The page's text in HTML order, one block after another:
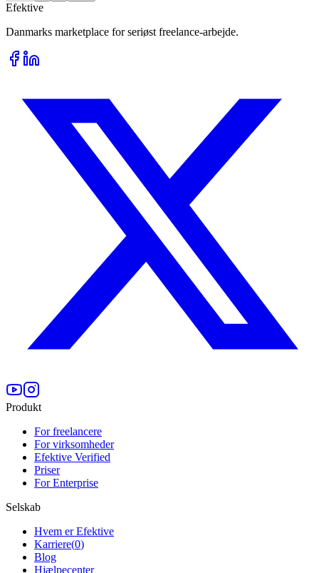
Efektive
Danmarks marketplace for seriøst freelance-arbejde.
Produkt
For freelancere
For virksomheder
Efektive Verified
Priser
For Enterprise
Selskab
Hvem er Efektive
Karriere(0)
Blog
Hjælpecenter